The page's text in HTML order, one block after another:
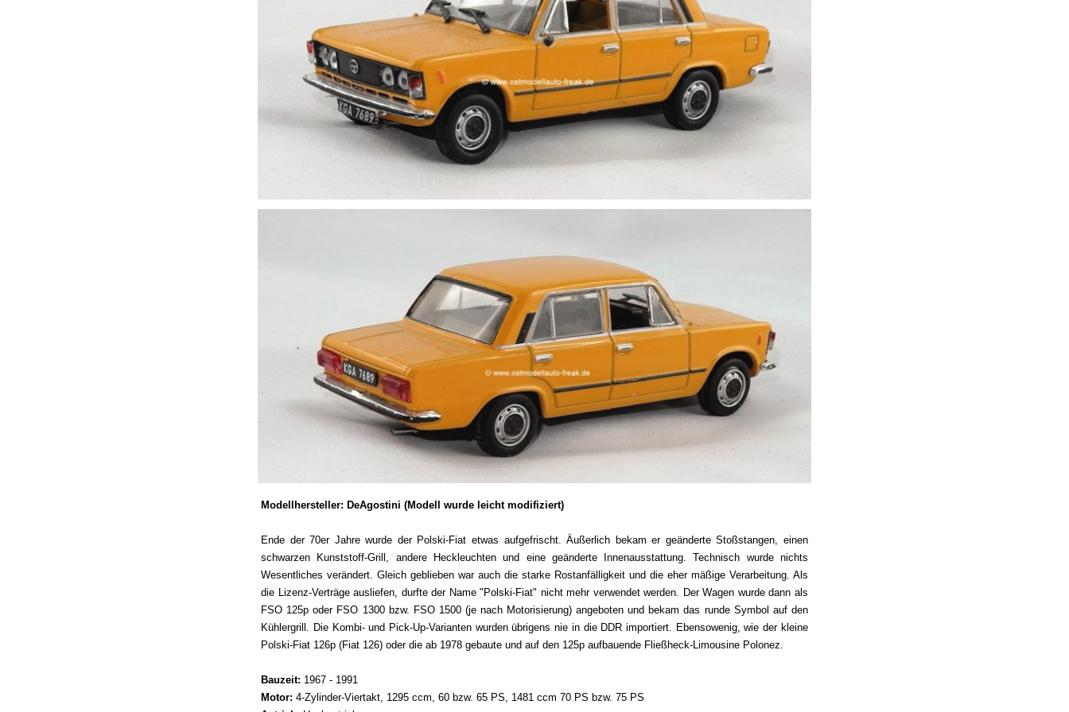
Modellhersteller: DeAgostini (Modell wurde leicht modifiziert)
Ende der 70er Jahre wurde der Polski-Fiat etwas aufgefrischt. Äußerlich bekam er geänderte Stoßstangen, einen
schwarzen Kunststoff-Grill, andere Heckleuchten und eine geänderte Innenausstattung. Technisch wurde nichts
Wesentliches verändert. Gleich geblieben war auch die starke Rostanfälligkeit und die eher mäßige Verarbeitung. Als
die Lizenz-Verträge ausliefen, durfte der Name "Polski-Fiat" nicht mehr verwendet werden. Der Wagen wurde dann als
FSO 125p oder FSO 1300 bzw. FSO 1500 (je nach Motorisierung) angeboten und bekam das runde Symbol auf den
Kühlergrill. Die Kombi- und Pick-Up-Varianten wurden übrigens nie in die DDR importiert. Ebensowenig, wie der kleine
Polski-Fiat 126p (Fiat 126) oder die ab 1978 gebaute und auf den 125p aufbauende Fließheck-Limousine Polonez.
Bauzeit: 1967 - 1991
Motor: 4-Zylinder-Viertakt, 1295 ccm, 60 bzw. 65 PS, 1481 ccm 70 PS bzw. 75 PS